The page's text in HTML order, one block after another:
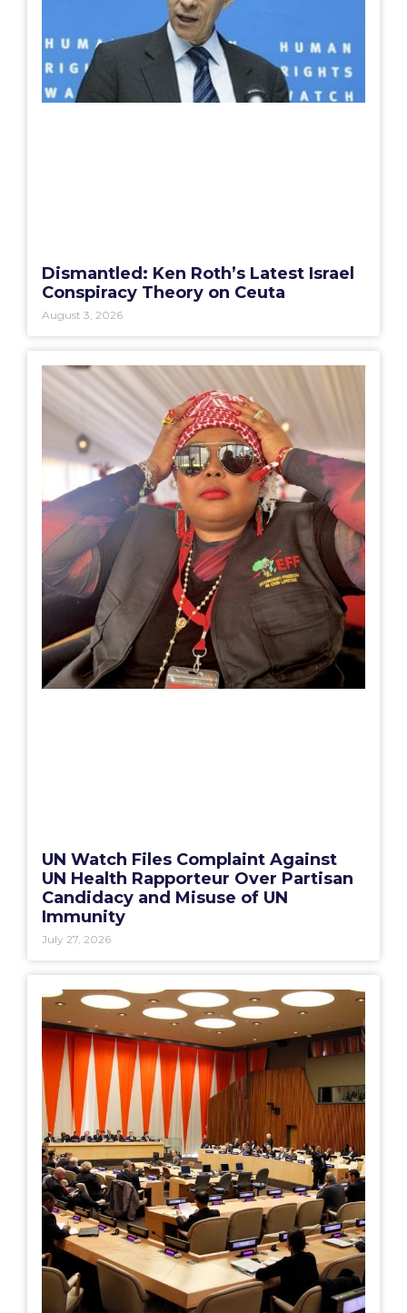
Dismantled: Ken Roth’s Latest Israel
Conspiracy Theory on Ceuta
August 3, 2026
UN Watch Files Complaint Against
UN Health Rapporteur Over Partisan
Candidacy and Misuse of UN
Immunity
July 27, 2026